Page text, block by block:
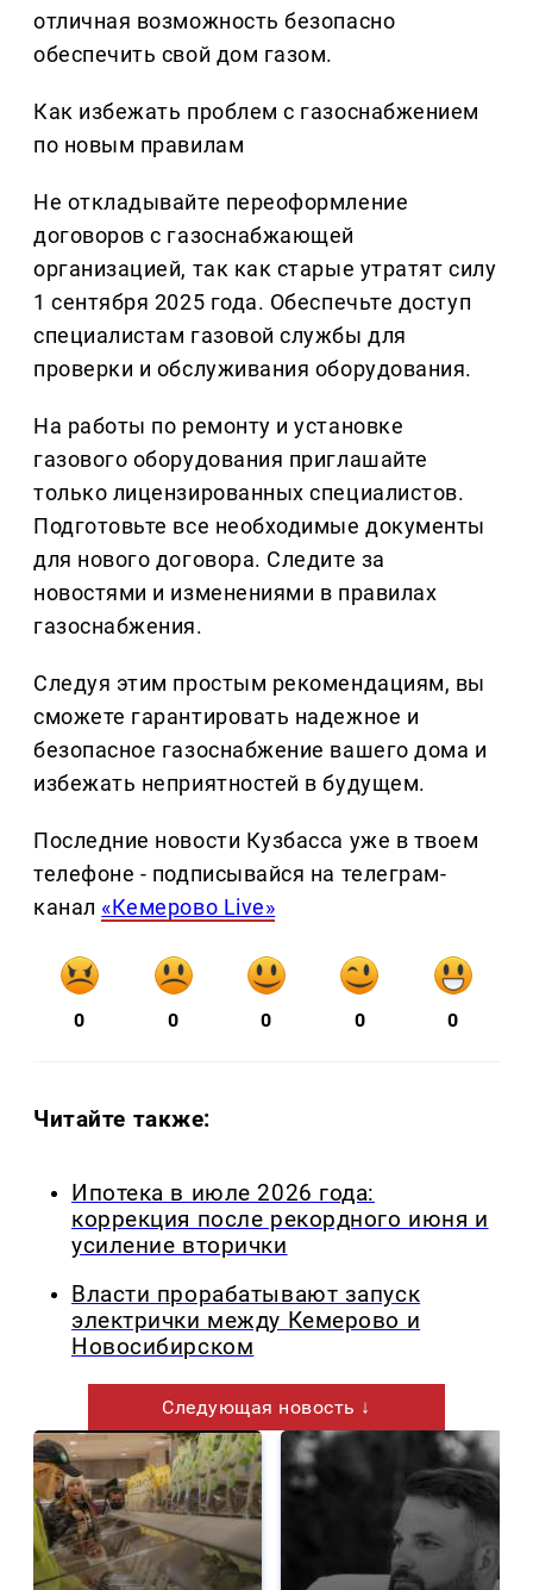
отличная возможность безопасно
обеспечить свой дом газом.
Как избежать проблем с газоснабжением
по новым правилам
Не откладывайте переоформление
договоров с газоснабжающей
организацией, так как старые утратят силу
1 сентября 2025 года. Обеспечьте доступ
специалистам газовой службы для
проверки и обслуживания оборудования.
На работы по ремонту и установке
газового оборудования приглашайте
только лицензированных специалистов.
Подготовьте все необходимые документы
для нового договора. Следите за
новостями и изменениями в правилах
газоснабжения.
Следуя этим простым рекомендациям, вы
сможете гарантировать надежное и
безопасное газоснабжение вашего дома и
избежать неприятностей в будущем.
Последние новости Кузбасса уже в твоем
телефоне - подписывайся на телеграм-
канал «Кемерово Live»
0 0 0 0 0
Читайте также:
Ипотека в июле 2026 года:
коррекция после рекордного июня и
усиление вторички
Власти прорабатывают запуск
электрички между Кемерово и
Новосибирском
Следующая новость ↓